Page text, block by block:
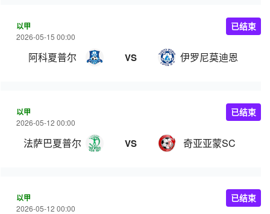
以甲
2026-05-15 00:00
阿科夏普尔 VS 伊罗尼莫迪恩
已结束
以甲
2026-05-12 00:00
法萨巴夏普尔 VS 奇亚亚蒙SC
已结束
以甲
2026-05-12 00:00
已结束